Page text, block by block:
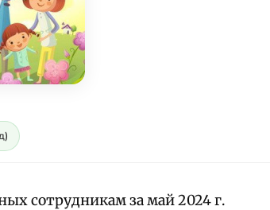
сотрудникам за май 2024 г.